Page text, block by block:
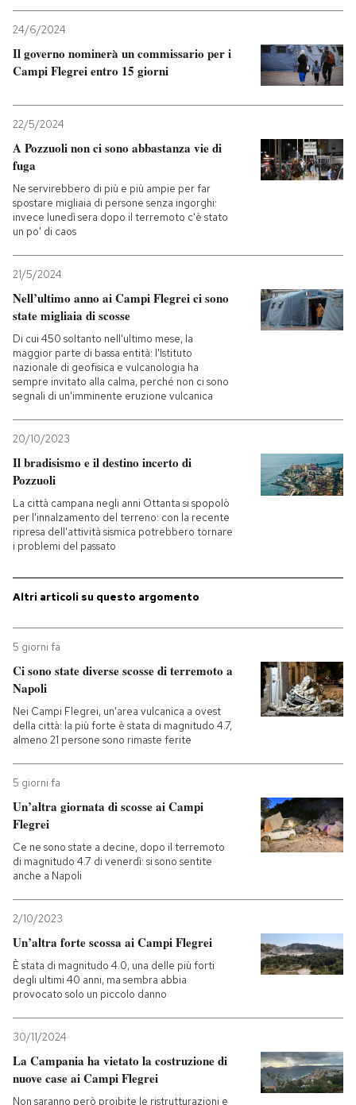
Entra
24/6/2024
Il governo nominerà un commissario per i
Campi Flegrei entro 15 giorni
22/5/2024
A Pozzuoli non ci sono abbastanza vie di
fuga
Ne servirebbero di più e più ampie per far
spostare migliaia di persone senza ingorghi:
invece lunedì sera dopo il terremoto c'è stato
un po' di caos
21/5/2024
Nell’ultimo anno ai Campi Flegrei ci sono
state migliaia di scosse
Di cui 450 soltanto nell'ultimo mese, la
maggior parte di bassa entità: l'Istituto
nazionale di geofisica e vulcanologia ha
sempre invitato alla calma, perché non ci sono
segnali di un'imminente eruzione vulcanica
20/10/2023
Il bradisismo e il destino incerto di
Pozzuoli
La città campana negli anni Ottanta si spopolò
per l'innalzamento del terreno: con la recente
ripresa dell'attività sismica potrebbero tornare
i problemi del passato
Altri articoli su questo argomento
5 giorni fa
Ci sono state diverse scosse di terremoto a
Napoli
Nei Campi Flegrei, un'area vulcanica a ovest
della città: la più forte è stata di magnitudo 4.7,
almeno 21 persone sono rimaste ferite
5 giorni fa
Un’altra giornata di scosse ai Campi
Flegrei
Ce ne sono state a decine, dopo il terremoto
di magnitudo 4.7 di venerdì: si sono sentite
anche a Napoli
2/10/2023
Un’altra forte scossa ai Campi Flegrei
È stata di magnitudo 4.0, una delle più forti
degli ultimi 40 anni, ma sembra abbia
provocato solo un piccolo danno
30/11/2024
La Campania ha vietato la costruzione di
nuove case ai Campi Flegrei
Non saranno però proibite le ristrutturazioni e